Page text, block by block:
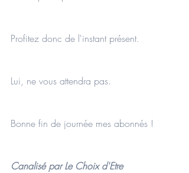
Profitez donc de l'instant présent.
Lui, ne vous attendra pas.
Bonne fin de journée mes abonnés !
Canalisé par Le Choix d'Etre